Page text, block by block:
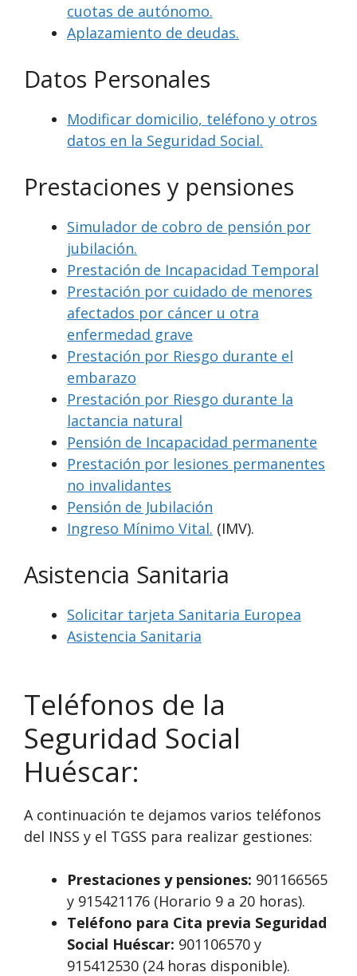
cuotas de autónomo.
Aplazamiento de deudas.
Datos Personales
Modificar domicilio, teléfono y otros
datos en la Seguridad Social.
Prestaciones y pensiones
Simulador de cobro de pensión por
jubilación.
Prestación de Incapacidad Temporal
Prestación por cuidado de menores
afectados por cáncer u otra
enfermedad grave
Prestación por Riesgo durante el
embarazo
Prestación por Riesgo durante la
lactancia natural
Pensión de Incapacidad permanente
Prestación por lesiones permanentes
no invalidantes
Pensión de Jubilación
Ingreso Mínimo Vital. (IMV).
Asistencia Sanitaria
Solicitar tarjeta Sanitaria Europea
Asistencia Sanitaria
Teléfonos de la
Seguridad Social
Huéscar:
A continuación te dejamos varios teléfonos
del INSS y el TGSS para realizar gestiones:
Prestaciones y pensiones: 901166565
y 915421176 (Horario 9 a 20 horas).
Teléfono para Cita previa Seguridad
Social Huéscar: 901106570 y
915412530 (24 horas disponible).